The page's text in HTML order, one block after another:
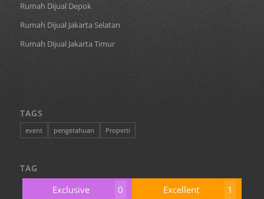
Rumah Dijual Depok
Rumah Dijual Jakarta Selatan
Rumah Dijual Jakarta Timur
TAGS
event pengetahuan Properti
TAG
Exclusive 0 Excellent 1